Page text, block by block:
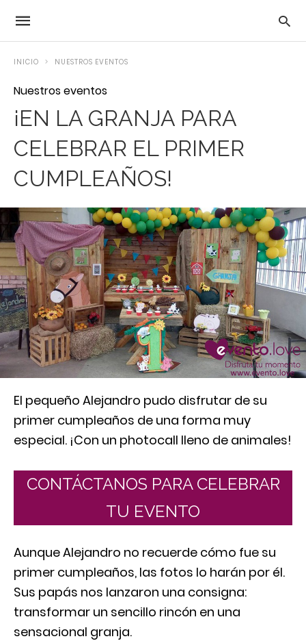
INICIO NUESTROS EVENTOS
Nuestros eventos
¡EN LA GRANJA PARA
CELEBRAR EL PRIMER
CUMPLEAÑOS!
El pequeño Alejandro pudo disfrutar de su
primer cumpleaños de una forma muy
especial. ¡Con un photocall lleno de animales!
CONTÁCTANOS PARA CELEBRAR
TU EVENTO
Aunque Alejandro no recuerde cómo fue su
primer cumpleaños, las fotos lo harán por él.
Sus papás nos lanzaron una consigna:
transformar un sencillo rincón en una
sensacional granja.